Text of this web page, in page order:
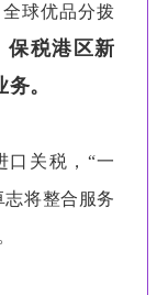
球优品分拨
保税港区新
。
口关税，“一
将整合服务